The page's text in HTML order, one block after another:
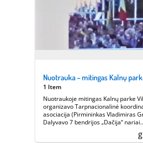
Nuotrauka – mitingas Kalnų
1 Item
Nuotraukoje mitingas Kalnų parke
organizavo Tarpnacionalinė
asociacija (Pirmininkas Vladimiras
Dalyvavo 7 bendrijos „Dačija“ nariai.
Nuotraukoje matosi Moldovos
Europeana 1989 - Vilnius, 9-